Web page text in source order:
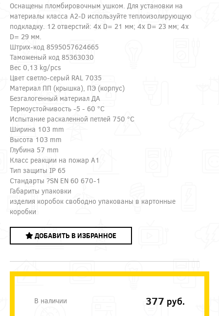
Оснащены пломбировочным ушком. Для установки на
материалы класса A2-D используйте теплоизолирующую
подкладку. 12 отверстий: 4х D= 21 мм; 4х D= 23 мм; 4х
D= 29 мм.
Штрих-код 8595057624665
Таможеный код 85363030
Вес 0,13 kg/pcs
Цвет светло-серый RAL 7035
Материал ПП (крышка), ПЭ (корпус)
Безгалогенный материал ДА
Термоустойчивость -5 - 60 °C
Испытание раскаленной петлей 750 °C
Ширина 103 mm
Высота 103 mm
Глубина 57 mm
Класс реакции на пожар A1
Тип защиты IP 65
Стандарты ?SN EN 60 670-1
Габариты упаковки
изделия коробок свободно упакованы в картонные
коробки
ДОБАВИТЬ В ИЗБРАННОЕ
В наличии 377 руб.